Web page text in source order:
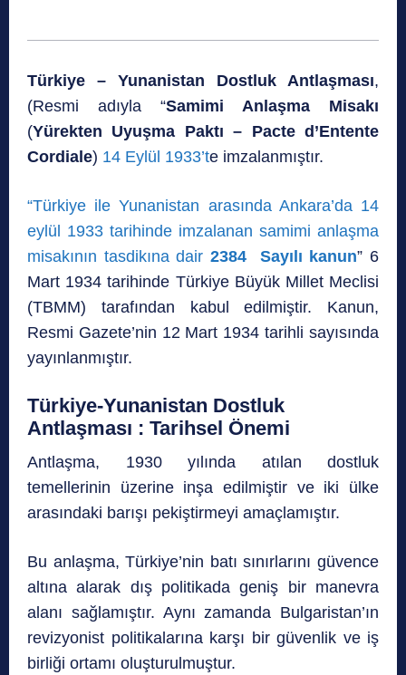
Türkiye – Yunanistan Dostluk Antlaşması,
(Resmi adıyla “Samimi Anlaşma Misakı
(Yürekten Uyuşma Paktı – Pacte d’Entente
Cordiale) 14 Eylül 1933’te imzalanmıştır.
“Türkiye ile Yunanistan arasında Ankara’da 14
eylül 1933 tarihinde imzalanan samimi anlaşma
misakının tasdikına dair 2384 Sayılı kanun” 6
Mart 1934 tarihinde Türkiye Büyük Millet Meclisi
(TBMM) tarafından kabul edilmiştir. Kanun,
Resmi Gazete’nin 12 Mart 1934 tarihli sayısında
yayınlanmıştır.
Türkiye-Yunanistan Dostluk
Antlaşması : Tarihsel Önemi
Antlaşma, 1930 yılında atılan dostluk
temellerinin üzerine inşa edilmiştir ve iki ülke
arasındaki barışı pekiştirmeyi amaçlamıştır.
Bu anlaşma, Türkiye’nin batı sınırlarını güvence
altına alarak dış politikada geniş bir manevra
alanı sağlamıştır. Aynı zamanda Bulgaristan’ın
revizyonist politikalarına karşı bir güvenlik ve iş
birliği ortamı oluşturulmuştur.